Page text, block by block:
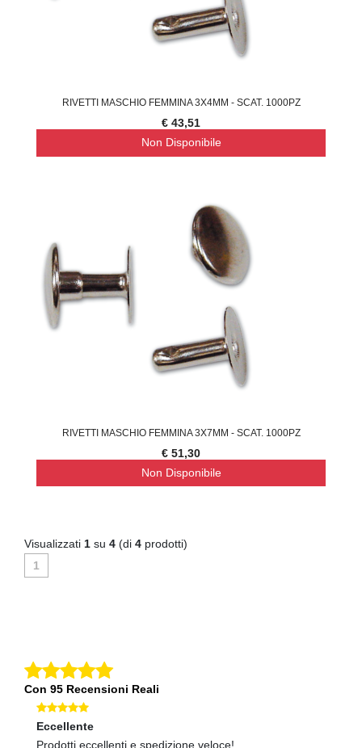
RIVETTI MASCHIO FEMMINA 3X4MM - SCAT. 1000PZ
€ 43,51
Non Disponibile
RIVETTI MASCHIO FEMMINA 3X7MM - SCAT. 1000PZ
€ 51,30
Non Disponibile
Visualizzati 1 su 4 (di 4 prodotti)
1
Con 95 Recensioni Reali
Eccellente
Prodotti eccellenti e spedizione veloce!